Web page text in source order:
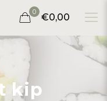
0 €0,00
kip